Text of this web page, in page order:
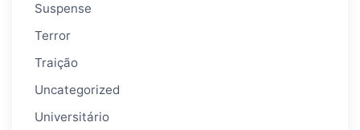
Suspense
Terror
Traição
Uncategorized
Universitário